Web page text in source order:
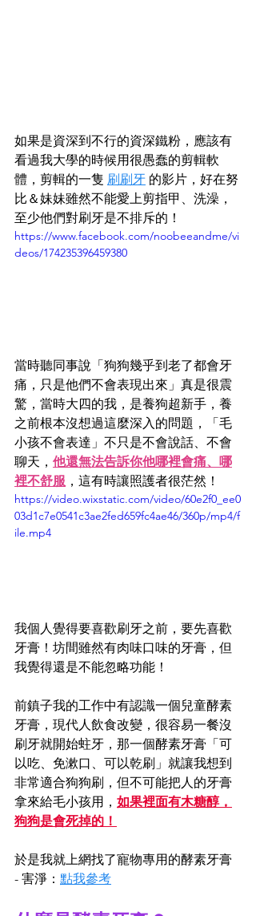
如果是資深到不行的資深鐵粉，應該有
看過我大學的時候用很愚蠢的剪輯軟
體，剪輯的一隻 刷刷牙 的影片，好在努
比＆妹妹雖然不能愛上剪指甲、洗澡，
至少他們對刷牙是不排斥的！
https://www.facebook.com/noobeeandme/vi
deos/174235396459380
當時聽同事說「狗狗幾乎到老了都會牙
痛，只是他們不會表現出來」真是很震
驚，當時大四的我，是養狗超新手，養
之前根本沒想過這麼深入的問題，「毛
小孩不會表達」不只是不會說話、不會
聊天， 他還無法告訴你他哪裡會痛、哪
裡不舒服 ，這有時讓照護者很茫然！
https://video.wixstatic.com/video/60e2f0_ee0
03d1c7e0541c3ae2fed659fc4ae46/360p/mp4/f
ile.mp4
我個人覺得要喜歡刷牙之前，要先喜歡
牙膏！坊間雖然有肉味口味的牙膏，但
我覺得還是不能忽略功能！
前鎮子我的工作中有認識一個兒童酵素
牙膏，現代人飲食改變，很容易一餐沒
刷牙就開始蛀牙，那一個酵素牙膏「可
以吃、免漱口、可以乾刷」就讓我想到
非常適合狗狗刷，但不可能把人的牙膏
拿來給毛小孩用， 如果裡面有木糖醇，
狗狗是會死掉的！
於是我就上網找了寵物專用的酵素牙膏
- 害淨： 點我參考